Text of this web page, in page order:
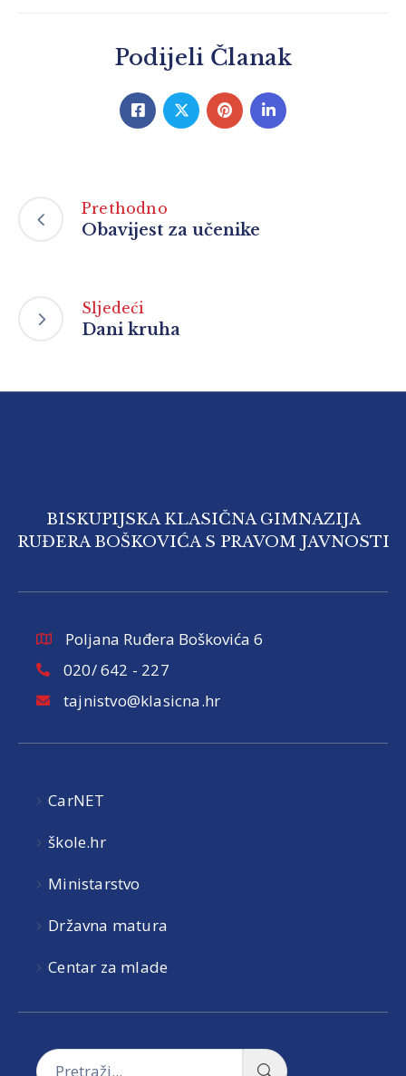
Podijeli Članak
Prethodno
Obavijest za učenike
Sljedeći
Dani kruha
BISKUPIJSKA KLASIČNA GIMNAZIJA
RUĐERA BOŠKOVIĆA S PRAVOM JAVNOSTI
Poljana Ruđera Boškovića 6
020/ 642 - 227
tajnistvo@klasicna.hr
CarNET
škole.hr
Ministarstvo
Državna matura
Centar za mlade